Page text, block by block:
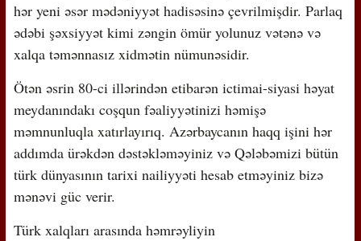
hər yeni əsər mədəniyyət hadisəsinə çevrilmişdir. Parlaq
ədəbi şəxsiyyət kimi zəngin ömür yolunuz vətənə və
xalqa təmənnasız xidmətin nümunəsidir.
Ötən əsrin 80-ci illərindən etibarən ictimai-siyasi həyat
meydanındakı coşqun fəaliyyətinizi həmişə
məmnunluqla xatırlayırıq. Azərbaycanın haqq işini hər
addımda ürəkdən dəstəkləməyiniz və Qələbəmizi bütün
türk dünyasının tarixi nailiyyəti hesab etməyiniz bizə
mənəvi güc verir.
Türk xalqları arasında həmrəyliyin